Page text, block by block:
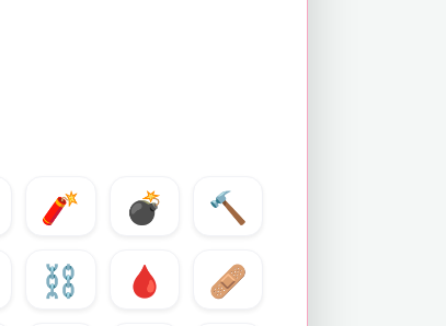
🧨 💣
🔨
⛓️ 🩸
🩹